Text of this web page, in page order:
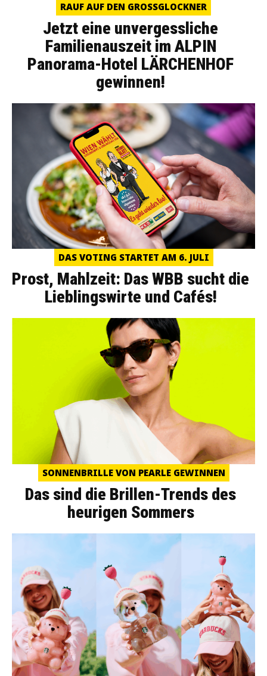
RAUF AUF DEN GROSSGLOCKNER
Jetzt eine unvergessliche
Familienauszeit im ALPIN
Panorama-Hotel LÄRCHENHOF
gewinnen!
DAS VOTING STARTET AM 6. JULI
Prost, Mahlzeit: Das WBB sucht die
Lieblingswirte und Cafés!
SONNENBRILLE VON PEARLE GEWINNEN
Das sind die Brillen-Trends des
heurigen Sommers